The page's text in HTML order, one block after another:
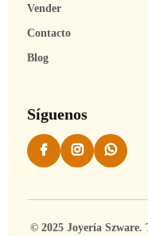
Vender
Contacto
Blog
Síguenos
© 2025 Joyería Szware.